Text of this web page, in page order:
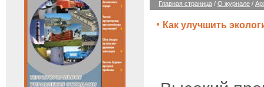
Главная страница / О журнале /
Как улучшить